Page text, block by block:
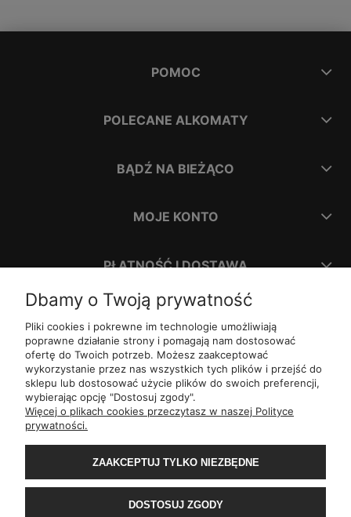
POMOC
POLECANE ALKOMATY
BĄDŹ NA BIEŻĄCO
MOJE KONTO
PŁATNOŚĆ I DOSTAWA
INFORMACJE
O NAS
ul.Romana Dmowskiego 1,
Św. Filipa 23/3, 31-150 Kraków
ul.Mielęckiego 10 lok 503,
Al.Jerozolimskie 81 lok 7.10, 02-001 Warszawa
Wały Piastowskie 1lok. 1508,80-855 Gdańsk
ul. Grochowa 4, 15-423 Białystok
ul.ul. 1-go Maja 13lok. 2,20-410 Lublin
Rejtana 49/6, 35-310 Rzeszów
Franciszka z Asyżu 62, 93-479
Dbamy o Twoją prywatność
Pliki cookies i pokrewne im technologie umożliwiają
poprawne działanie strony i pomagają nam dostosować
ofertę do Twoich potrzeb. Możesz zaakceptować
wykorzystanie przez nas wszystkich tych plików i przejść do
sklepu lub dostosować użycie plików do swoich preferencji,
wybierając opcję "Dostosuj zgody".
Więcej o plikach cookies przeczytasz w naszej Polityce
prywatności.
ZAAKCEPTUJ TYLKO NIEZBĘDNE
DOSTOSUJ ZGODY